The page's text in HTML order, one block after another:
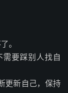
。
要踩别人找自
更新自己，保持